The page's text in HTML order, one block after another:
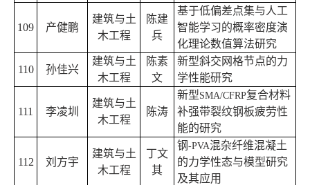
109 产健鹏
建筑与土
木工程
陈建
兵
基于低偏差点集与人工
智能学习的概率密度演
化理论数值算法研究
110 孙佳兴
建筑与土
木工程
陈素
文
新型斜交网格节点的力
学性能研究
111 李凌圳
建筑与土
木工程
陈涛
新型SMA/CFRP复合材料
补强带裂纹钢板疲劳性
能的研究
112 刘方宇
建筑与土
木工程
丁文
其
钢 -PVA混杂纤维混凝土
的力学性态与模型研究
及其应用